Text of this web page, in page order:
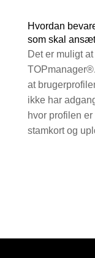
Hvordan
som skal
Det er muligt
at
ikke har
hvor profilen
stamkort og